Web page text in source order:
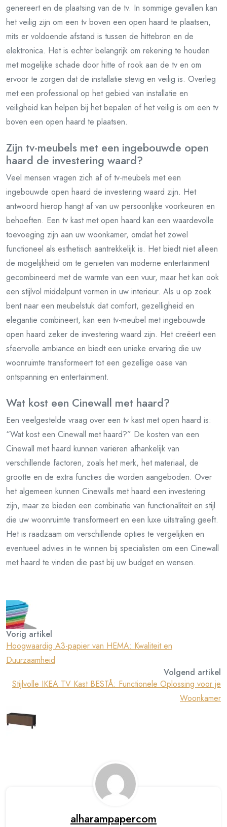
genereert en de plaatsing van de tv. In sommige gevallen kan
het veilig zijn om een tv boven een open haard te plaatsen,
mits er voldoende afstand is tussen de hittebron en de
elektronica. Het is echter belangrijk om rekening te houden
met mogelijke schade door hitte of rook aan de tv en om
ervoor te zorgen dat de installatie stevig en veilig is. Overleg
met een professional op het gebied van installatie en
veiligheid kan helpen bij het bepalen of het veilig is om een tv
boven een open haard te plaatsen.
Zijn tv-meubels met een ingebouwde open
haard de investering waard?
Veel mensen vragen zich af of tv-meubels met een
ingebouwde open haard de investering waard zijn. Het
antwoord hierop hangt af van uw persoonlijke voorkeuren en
behoeften. Een tv kast met open haard kan een waardevolle
toevoeging zijn aan uw woonkamer, omdat het zowel
functioneel als esthetisch aantrekkelijk is. Het biedt niet alleen
de mogelijkheid om te genieten van moderne entertainment
gecombineerd met de warmte van een vuur, maar het kan ook
een stijlvol middelpunt vormen in uw interieur. Als u op zoek
bent naar een meubelstuk dat comfort, gezelligheid en
elegantie combineert, kan een tv-meubel met ingebouwde
open haard zeker de investering waard zijn. Het creëert een
sfeervolle ambiance en biedt een unieke ervaring die uw
woonruimte transformeert tot een gezellige oase van
ontspanning en entertainment.
Wat kost een Cinewall met haard?
Een veelgestelde vraag over een tv kast met open haard is:
“Wat kost een Cinewall met haard?” De kosten van een
Cinewall met haard kunnen variëren afhankelijk van
verschillende factoren, zoals het merk, het materiaal, de
grootte en de extra functies die worden aangeboden. Over
het algemeen kunnen Cinewalls met haard een investering
zijn, maar ze bieden een combinatie van functionaliteit en stijl
die uw woonruimte transformeert en een luxe uitstraling geeft.
Het is raadzaam om verschillende opties te vergelijken en
eventueel advies in te winnen bij specialisten om een Cinewall
met haard te vinden die past bij uw budget en wensen.
Vorig artikel
Hoogwaardig A3-papier van HEMA: Kwaliteit en
Duurzaamheid
Volgend artikel
Stijlvolle IKEA TV Kast BESTÅ: Functionele Oplossing voor je
Woonkamer
alharampapercom